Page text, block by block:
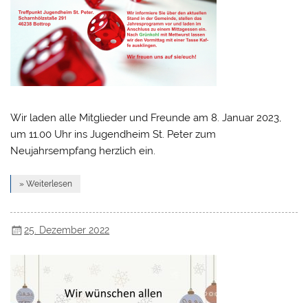
Wir laden alle Mitglieder und Freunde am 8. Januar 2023,
um 11.00 Uhr ins Jugendheim St. Peter zum
Neujahrsempfang herzlich ein.
» Weiterlesen
25. Dezember 2022